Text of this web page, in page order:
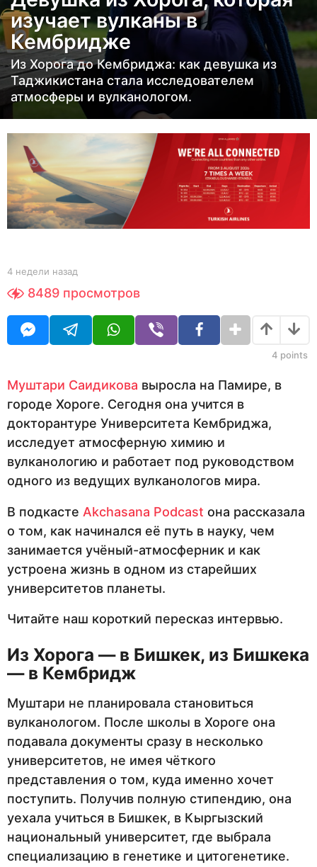
е
л
и
н
а
з
а
м
е
с
ц
н
а
изучает вулканы в
Кембридже
Из Хорога до Кембриджа: как девушка из
Таджикистана стала исследователем
атмосферы и вулканологом.
b
Y
O
R
4 недели назад
е
а
д
8489 просмотров
4 points
Муштари Саидикова выросла на Памире, в
городе Хороге. Сегодня она учится в
докторантуре Университета Кембриджа,
исследует атмосферную химию и
вулканологию и работает под руководством
одного из ведущих вулканологов мира.
В подкасте Akchasana Podcast она рассказала
о том, как начинался её путь в науку, чем
занимается учёный-атмосферник и как
устроена жизнь в одном из старейших
университетов планеты.
Читайте наш короткий пересказ интервью.
Из Хорога — в Бишкек, из Бишкека
— в Кембридж
Муштари не планировала становиться
вулканологом. После школы в Хороге она
подавала документы сразу в несколько
университетов, не имея чёткого
представления о том, куда именно хочет
поступить. Получив полную стипендию, она
уехала учиться в Бишкек, в Кыргызский
национальный университет, где выбрала
специализацию в генетике и цитогенетике.